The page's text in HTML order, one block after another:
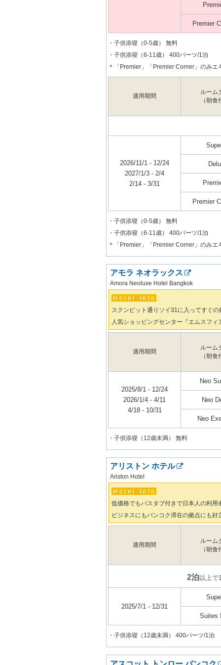
Premier
・子供添寝（0-5歳） 無料
・子供添寝（6-11歳） 400バーツ/1泊
＊「Premier」「Premier Corner」のみエ
適用期間
ルーム
（朝
2026/11/1 - 12/24
2027/1/3 - 2/4
2/14 - 3/31
Premier
・子供添寝（0-5歳） 無料
・子供添寝（6-11歳） 400バーツ/1泊
＊「Premier」「Premier Corner」のみエ
アモラ ネオラックス
Amora Neoluxe Hotel Bangkok
Hotel Info
スクンビット通りソイ31に入ってすぐの
人気ショッピングセンター『エムスフィ
適用期間
ルーム
（朝
2025/8/1 - 12/24
2026/1/4 - 4/11
4/18 - 10/31
Neo
Neo
Neo
・子供添寝（12歳未満） 無料
アリストン ホテル
Ariston Hotel
Hotel Info
低価格でもバスタブ付きで日本人の利用
ビジネスにもバンコク滞在の拠点にも
適用期間
ルーム
（朝
2泊以上で
2025/7/1 - 12/31
Suites
・子供添寝（12歳未満） 400バーツ/1泊